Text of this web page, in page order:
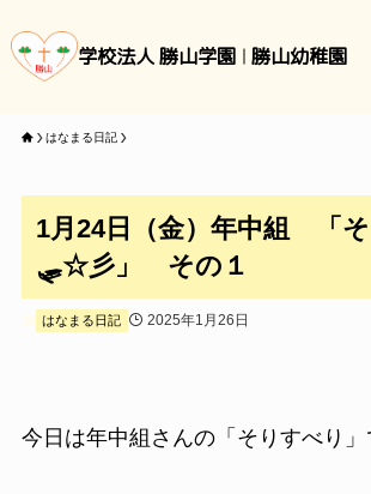
学校法人 勝山学園 勝山幼稚園
はなまる日記
1月24日（金）年中組 「
🛷☆彡」 その１
はなまる日記 2025年1月26日
今日は年中組さんの「そりすべり